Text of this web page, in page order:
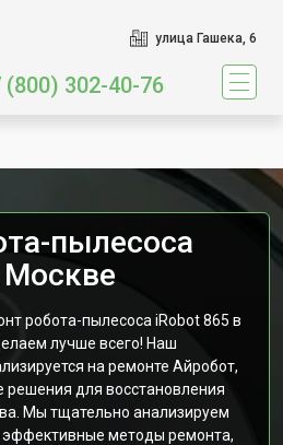
улица Гашека, 6
(800) 302-40-76
пылесоса
Москве
робота-пылесоса iRobot 865 в
лучше всего! Наш
на ремонте Айробот,
для восстановления
Мы тщательно анализируем
методы ремонта,